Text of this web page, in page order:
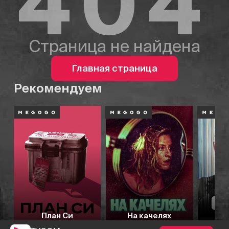
Страница не найдена
Главная страница
Рекомендуем
План Си На качелях